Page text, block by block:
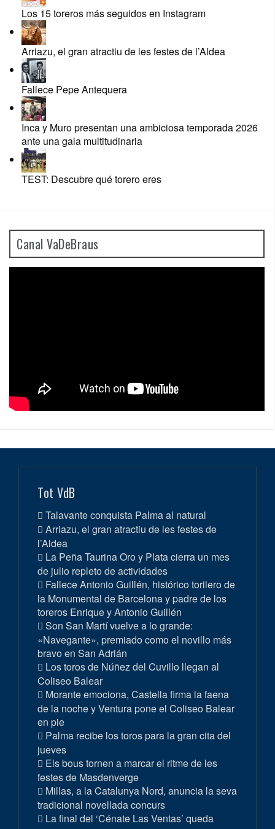
Los 15 toreros más seguidos en Instagram
Arriazu, el gran atractiu de les festes de l’Aldea
Fallece Pepe Antequera
Inca y Muro presentan una ambiciosa temporada 2026
ante una gala multitudinaria
TEST: Descubre qué torero eres
Canal VaDeBraus
Tot VdB
Talavante conquista Palma al natural
Arriazu, el gran atractiu de les festes de
l’Aldea
La Peña Taurina Oro y Plata cierra un mes
de julio repleto de actividades
Fallece Antonio Guillén, histórico torilero de
la Monumental de Barcelona y padre de los
toreros Enrique y Antonio Guillén
Son San Martí vuelve a lo grande:
«Navegante», premiado como el novillo más
bravo en San Adrián
Los toros de Núñez del Cuvillo llegan al
Coliseo Balear
Morante emociona, Castella firma la faena
de la noche y Ventura pone el Coliseo Balear
en pie
Palma recibe los toros para la gran cita del
jueves
Els bous tornen a marcar el ritme de les
festes de Masdenverge
Millas, a la Catalunya Nord, anuncia la seva
tradicional novellada concurs
La final del ‘Cénate Las Ventas’ queda